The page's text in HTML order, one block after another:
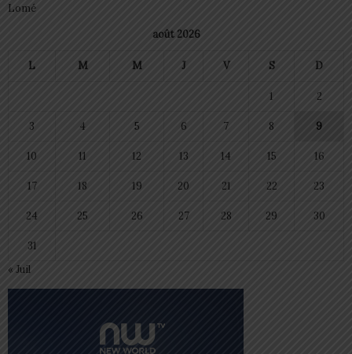
Lomé
août 2026
L M M J V S D
1 2
3 4 5 6 7 8 9
10 11 12 13 14 15 16
17 18 19 20 21 22 23
24 25 26 27 28 29 30
31
« Juil